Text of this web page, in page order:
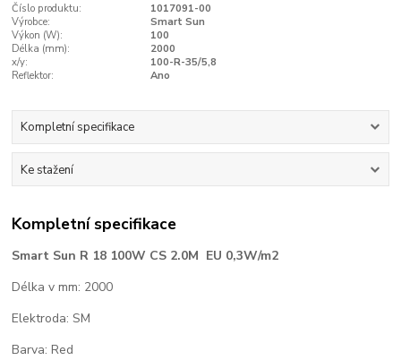
Číslo produktu:
1017091-00
Výrobce:
Smart Sun
Výkon (W):
100
Délka (mm):
2000
x/y:
100-R-35/5,8
Reflektor:
Ano
Kompletní specifikace
Ke stažení
Kompletní specifikace
Smart Sun R 18 100W CS 2.0M EU 0,3W/m2
Délka v mm: 2000
Elektroda: SM
Barva: Red